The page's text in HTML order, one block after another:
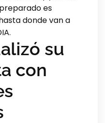
es
donde van a
su
con